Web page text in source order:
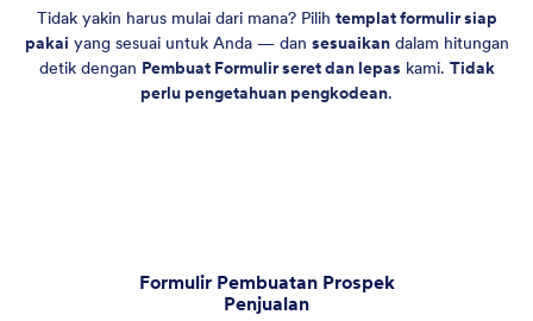
Tidak yakin harus mulai dari mana? Pilih templat formulir siap
pakai yang sesuai untuk Anda — dan sesuaikandalam hitungan
detik dengan Pembuat Formulir seret dan lepas kami. Tidak
perlu pengetahuan pengkodean.
Formulir Pembuatan Prospek
Penjualan